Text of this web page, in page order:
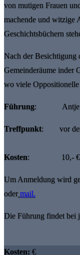
von mutigen Frauen
machende und witzige
Geschichtsbüchern
Nach der Besichtigung
Gemeinderäume inder
wo viele
Führung: Antje
Treffpunkt: vor der
Kosten: 10,- €
Um Anmeldung wird
oder mail.
Die Führung findet bei
Kosten: €